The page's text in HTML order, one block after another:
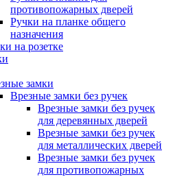
противопожарных дверей
Ручки на планке общего
назначения
на розетке
замки
Врезные замки без ручек
Врезные замки без ручек
для деревянных дверей
Врезные замки без ручек
для металлических дверей
Врезные замки без ручек
для противопожарных